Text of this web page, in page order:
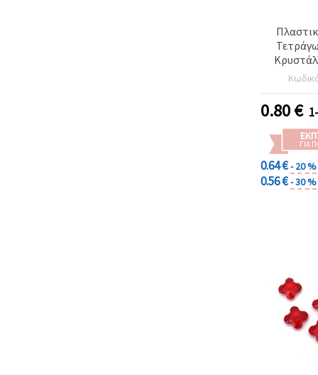
Κολιέ &
0.80€
ΓΙΑ
0.64 €- 20 %
0.56 €- 30 %